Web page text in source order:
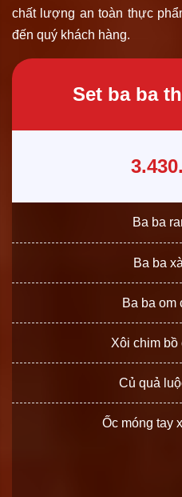
chất lượng an toàn thực
đến quý khách hàng.
Set ba ba
Ba ba
Ba ba
Ba ba om
Xôi chim bồ
Củ quả
Ốc móng tay